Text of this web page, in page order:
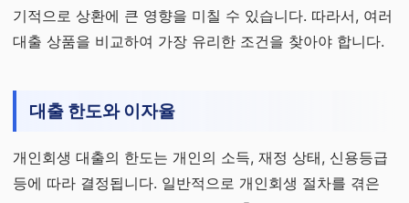
기적으로 상환에 큰 영향을 미칠 수 있습니다. 따라서, 여러
대출 상품을 비교하여 가장 유리한 조건을 찾아야 합니다.
대출 한도와 이자율
개인회생 대출의 한도는 개인의 소득, 재정 상태, 신용등급
등에 따라 결정됩니다. 일반적으로 개인회생 절차를 겪은